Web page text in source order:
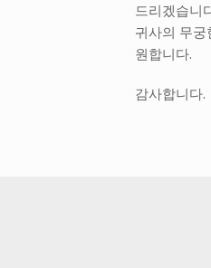
드리겠습니
귀사의 무
원합니다.
감사합니다.